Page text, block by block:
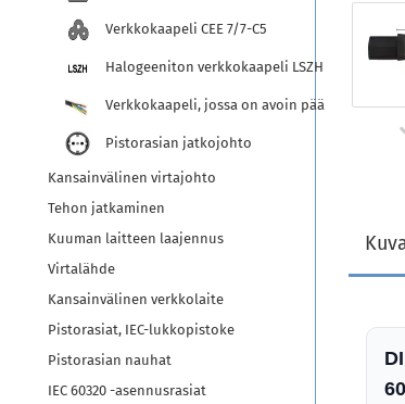
Verkkokaapeli CEE 7/7-C5
Halogeeniton verkkokaapeli LSZH
Verkkokaapeli, jossa on avoin pää
Pistorasian jatkojohto
Kansainvälinen virtajohto
Tehon jatkaminen
Kuuman laitteen laajennus
Virtalähde
Kansainvälinen verkkolaite
Pistorasiat, IEC-lukkopistoke
Pistorasian nauhat
IEC 60320 -asennusrasiat